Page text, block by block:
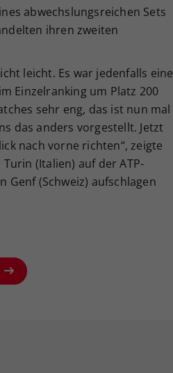
abwechslungsreichen Sets
ihren zweiten
leicht. Es war jedenfalls eine
Einzelranking um Platz 200
sehr eng, das ist nun mal
das anders vorgestellt. Jetzt
nach vorne richten“, zeigte
(Italien) auf der ATP-
Genf (Schweiz) aufschlagen